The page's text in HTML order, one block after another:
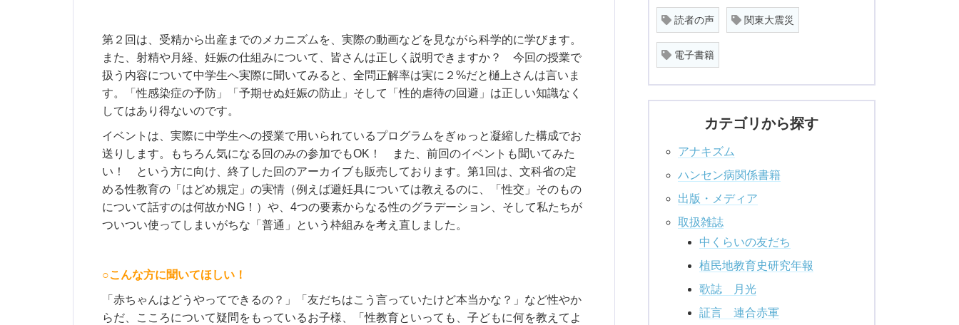
第２回は、受精から出産までのメカニズムを、実際の動画などを見ながら科学的に学びます。
また、射精や月経、妊娠の仕組みについて、皆さんは正しく説明できますか？ 今回の授業で
扱う内容について中学生へ実際に聞いてみると、全問正解率は実に２%だと樋上さんは言いま
す。「性感染症の予防」「予期せぬ妊娠の防止」そして「性的虐待の回避」は正しい知識なく
してはあり得ないのです。
イベントは、実際に中学生への授業で用いられているプログラムをぎゅっと凝縮した構成でお
送りします。もちろん気になる回のみの参加でもOK！ また、前回のイベントも聞いてみた
い！ という方に向け、終了した回のアーカイブも販売しております。第1回は、文科省の定
める性教育の「はどめ規定」の実情（例えば避妊具については教えるのに、「性交」そのもの
について話すのは何故かNG！）や、4つの要素からなる性のグラデーション、そして私たちが
ついつい使ってしまいがちな「普通」という枠組みを考え直しました。
○こんな方に聞いてほしい！
「赤ちゃんはどうやってできるの？」「友だちはこう言っていたけど本当かな？」など性やか
らだ、こころについて疑問をもっているお子様、「性教育といっても、子どもに何を教えてよ
読者の声 関東大震災
電子書籍
カテゴリから探す
アナキズム
ハンセン病関係書籍
出版・メディア
取扱雑誌
中くらいの友だち
植民地教育史研究年報
歌誌 月光
証言 連合赤軍